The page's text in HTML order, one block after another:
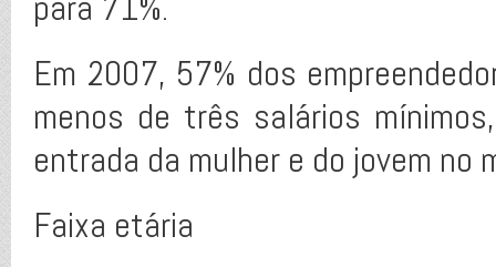
Em 2007, 57% dos
menos de três salários
entrada da mulher e do jovem no
Faixa etária